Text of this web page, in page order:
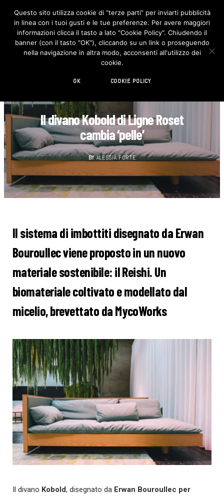
F
c
e
b
o
I
n
s
t
Il divano Kobold di Ligne Roset
cambia ‘pelle’
BY ALESSIA FORTE
Il sistema di imbottiti disegnato da Erwan
Bouroullec viene proposto in un nuovo
materiale sostenibile: il Reishi. Un
biomateriale coltivato e modellato dal
micelio, brevettato da MycoWorks
Il divano Kobold, disegnato da Erwan Bouroullec per
Questo sito utilizza cookie di “terze parti” per inviarti pubblicità
in linea con i tuoi gusti e le tue preferenze. Per avere maggiori
informazioni clicca il tasto a lato "Cookie Policy". Chiudendo il
banner (con il tasto "OK"), cliccando su un link o proseguendo
nella navigazione in altra modo, acconsenti all'utilizzo dei
cookie.
OK COOKIE POLICY